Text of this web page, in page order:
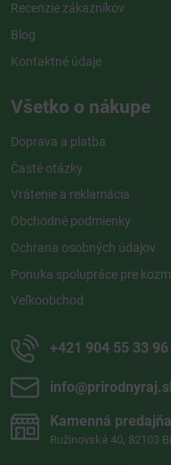
Recenzie zákazníkov
Blog
Kontaktné údaje
Všetko o nákupe
Doprava a platba
Časté otázky
Vrátenie a reklamácia
Obchodné podmienky
Ochrana osobných údajov
Ponuka spolupráce pre
Veľkoobchod
+421 904 55 33 96
Kamenná predajňa
Ružinovská 40, 82103